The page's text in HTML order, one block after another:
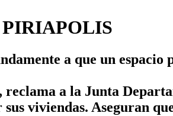
a que un espacio
a la Junta
viviendas. Aseguran